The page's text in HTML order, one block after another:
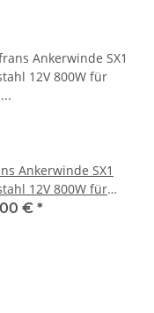
Ankerwinde SX1
12V 800W für
636281
€ *